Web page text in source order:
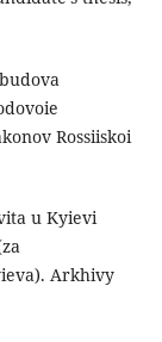
Rossiiskoi
u Kyievi
Arkhivy